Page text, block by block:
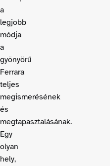
a
legjobb
módja
a
gyönyörű
Ferrara
teljes
megismerésének
és
megtapasztalásának.
Egy
olyan
hely,